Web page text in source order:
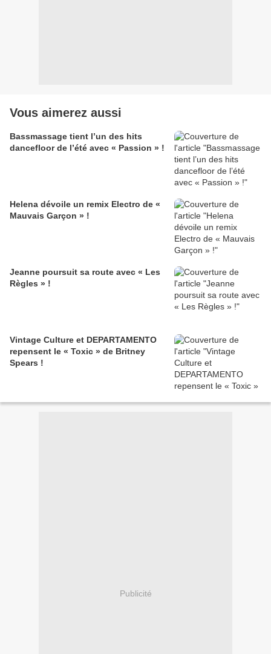
Vous aimerez aussi
Bassmassage tient l’un des hits
dancefloor de l’été avec « Passion » !
Helena dévoile un remix Electro de «
Mauvais Garçon » !
Jeanne poursuit sa route avec « Les
Règles » !
Vintage Culture et DEPARTAMENTO
repensent le « Toxic » de Britney
Spears !
Publicité